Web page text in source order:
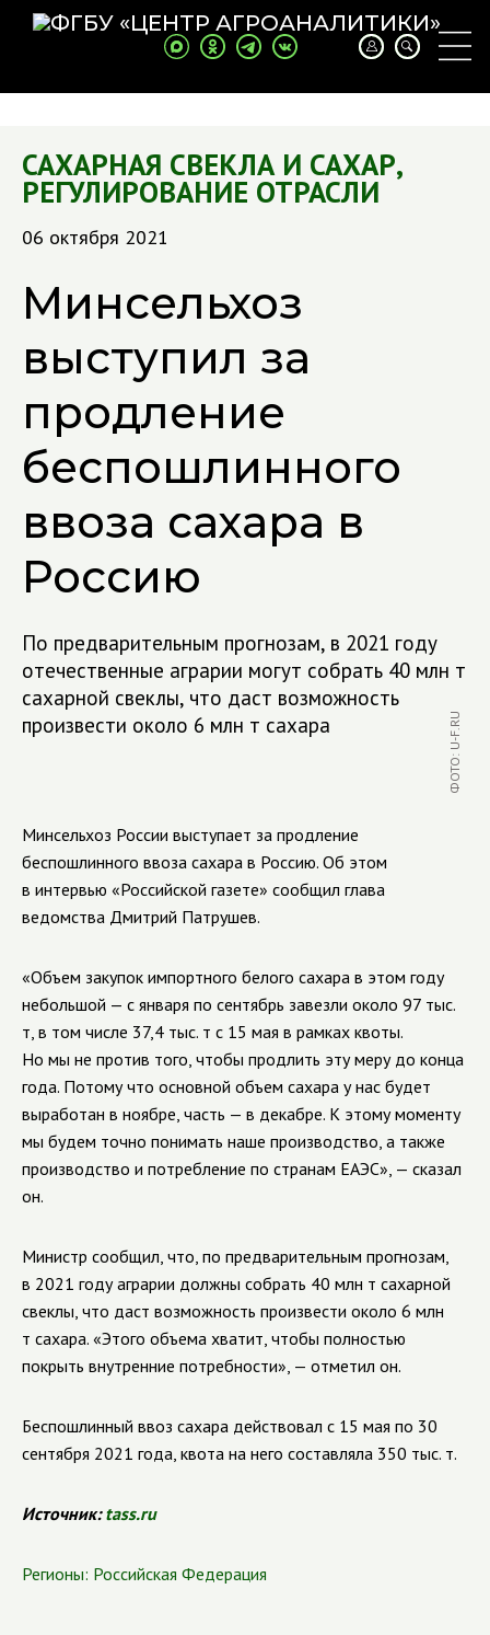
САХАРНАЯ СВЕКЛА И САХАР,
РЕГУЛИРОВАНИЕ ОТРАСЛИ
06 октября 2021
Минсельхоз
выступил за
продление
беспошлинного
ввоза сахара в
Россию
По предварительным прогнозам, в 2021 году
отечественные аграрии могут собрать 40 млн т
сахарной свеклы, что даст возможность
произвести около 6 млн т сахара
ФОТО: U-F.RU
Минсельхоз России выступает за продление
беспошлинного ввоза сахара в Россию. Об этом
в интервью «Российской газете» сообщил глава
ведомства Дмитрий Патрушев.
«Объем закупок импортного белого сахара в этом году
небольшой — с января по сентябрь завезли около 97 тыс.
т, в том числе 37,4 тыс. т с 15 мая в рамках квоты.
Но мы не против того, чтобы продлить эту меру до конца
года. Потому что основной объем сахара у нас будет
выработан в ноябре, часть — в декабре. К этому моменту
мы будем точно понимать наше производство, а также
производство и потребление по странам ЕАЭС», — сказал
он.
Министр сообщил, что, по предварительным прогнозам,
в 2021 году аграрии должны собрать 40 млн т сахарной
свеклы, что даст возможность произвести около 6 млн
т сахара. «Этого объема хватит, чтобы полностью
покрыть внутренние потребности», — отметил он.
Беспошлинный ввоз сахара действовал с 15 мая по 30
сентября 2021 года, квота на него составляла 350 тыс. т.
Источник:tass.ru
Регионы: Российская Федерация